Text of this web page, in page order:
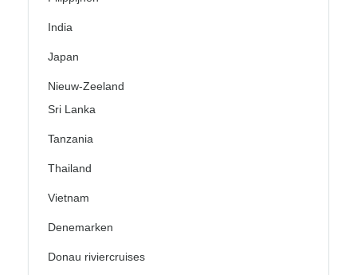
India
Japan
Nieuw-Zeeland
Sri Lanka
Tanzania
Thailand
Vietnam
Denemarken
Donau riviercruises